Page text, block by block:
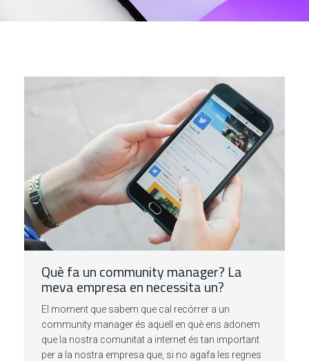
Què fa un community manager? La
meva empresa en necessita un?
El moment que sabem que cal recórrer a un
community manager és aquell en què ens adonem
que la nostra comunitat a internet és tan important
per a la nostra empresa que, si no agafa les regnes